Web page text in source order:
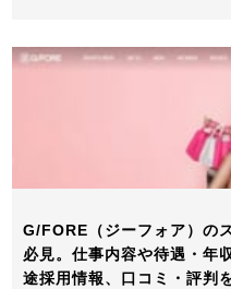
G/FORE（ジーフォア）の
必見。仕事内容や待遇・年
途採用情報、口コミ・評判